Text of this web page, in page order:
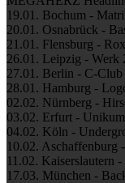
19.01. Bochum -
20.01. Osnabrück -
21.01. Flensburg -
26.01. Leipzig - Werk
27.01. Berlin - C-Club
28.01. Hamburg -
02.02. Nürnberg -
03.02. Erfurt - Unikum
04.02. Köln -
10.02. Aschaffenburg
11.02. Kaiserslautern
17.03. München -